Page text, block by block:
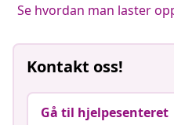
Se hvordan man laster
Kontakt oss!
Gå til hjelpesenteret